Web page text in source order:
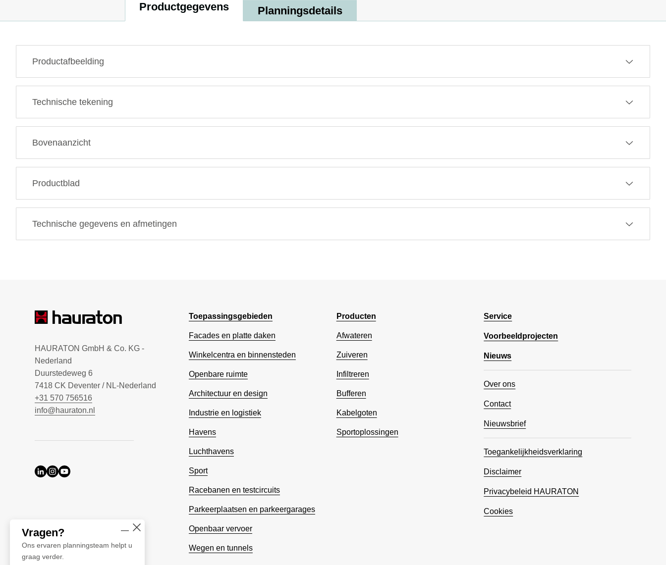
Vragen?
Ons ervaren planningsteam helpt u
graag verder.
Productgegevens Planningsdetails
Productafbeelding
Technische tekening
Bovenaanzicht
Productblad
Technische gegevens en afmetingen
HAURATON GmbH & Co. KG -
Nederland
Duurstedeweg 6
7418 CK Deventer / NL-Nederland
+31 570 756516
info@hauraton.nl
Toepassingsgebieden
Facades en platte daken
Winkelcentra en binnensteden
Openbare ruimte
Architectuur en design
Industrie en logistiek
Havens
Luchthavens
Sport
Racebanen en testcircuits
Parkeerplaatsen en parkeergarages
Openbaar vervoer
Wegen en tunnels
Producten
Afwateren
Zuiveren
Infiltreren
Bufferen
Kabelgoten
Sportoplossingen
Service
Voorbeeldprojecten
Nieuws
Over ons
Contact
Nieuwsbrief
Toegankelijkheidsverklaring
Disclaimer
Privacybeleid HAURATON
Cookies